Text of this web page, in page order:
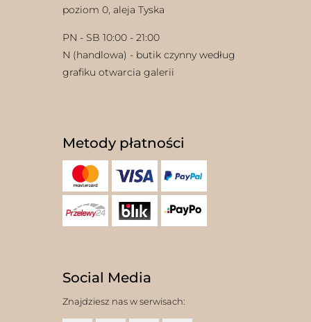
poziom 0, aleja Tyska
PN - SB 10:00 - 21:00
N (handlowa) - butik czynny według
grafiku otwarcia galerii
Metody płatności
Social Media
Znajdziesz nas w serwisach: